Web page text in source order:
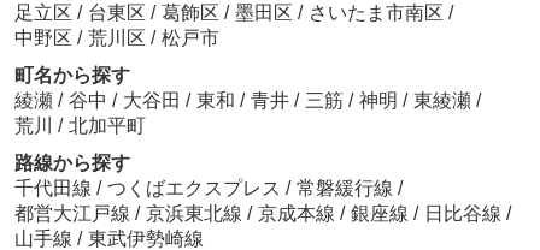
足立区 / 台東区 / 葛飾区 / 墨田区 / さいたま市南区 /
中野区 / 荒川区 / 松戸市
町名から探す
綾瀬 / 谷中 / 大谷田 / 東和 / 青井 / 三筋 / 神明 / 東綾瀬 /
荒川 / 北加平町
路線から探す
千代田線 / つくばエクスプレス / 常磐緩行線 /
都営大江戸線 / 京浜東北線 / 京成本線 / 銀座線 / 日比谷線 /
山手線 / 東武伊勢崎線